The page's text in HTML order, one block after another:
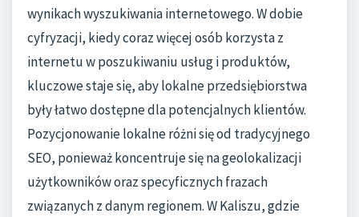
wynikach wyszukiwania internetowego. W dobie
cyfryzacji, kiedy coraz więcej osób korzysta z
internetu w poszukiwaniu usług i produktów,
kluczowe staje się, aby lokalne przedsiębiorstwa
były łatwo dostępne dla potencjalnych klientów.
Pozycjonowanie lokalne różni się od tradycyjnego
SEO, ponieważ koncentruje się na geolokalizacji
użytkowników oraz specyficznych frazach
związanych z danym regionem. W Kaliszu, gdzie